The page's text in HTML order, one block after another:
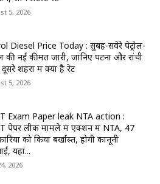
5, 2026
Diesel Price Today : सुबह-सवेरे पेट्रोल-
की नई कीमतें जारी, जानिए पटना और रांची
शहरों में क्या है रेट
5, 2026
Exam Paper leak NTA action :
पेपर लीक मामले में एक्शन में NTA, 47
को किया बर्खास्त, होगी कानूनी
यहां...
2026